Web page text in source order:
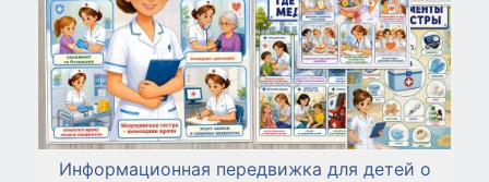
Информационная передвижка для детей о